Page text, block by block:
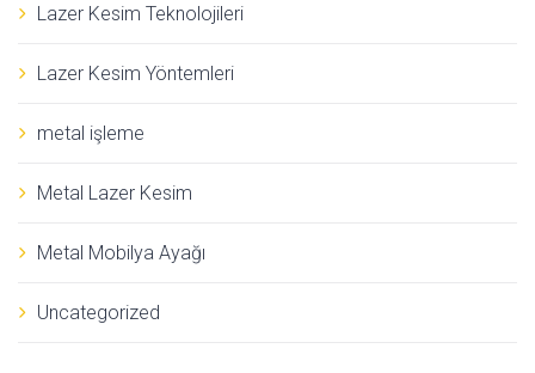
Lazer Kesim Teknolojileri
Lazer Kesim Yöntemleri
metal işleme
Metal Lazer Kesim
Metal Mobilya Ayağı
Uncategorized